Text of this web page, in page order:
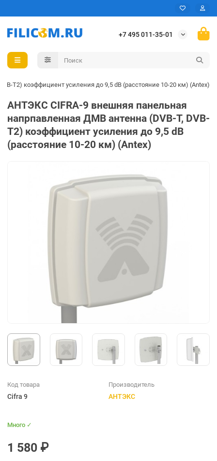
+7 495 011-35-01
T2) коэффициент усиления до 9,5 dB (расстояние 10-20 км) (Antex)
АНТЭКС CIFRA-9 внешняя панельная
напрпавленная ДМВ антенна (DVB-T, DVB-
T2) коэффициент усиления до 9,5 dB
(расстояние 10-20 км) (Antex)
Код товара
Cifra 9
Производитель
АНТЭКС
Много ✓
1 580 ₽